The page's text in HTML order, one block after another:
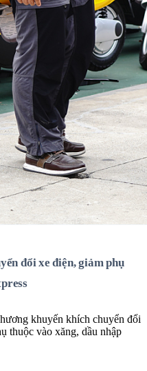
đổi xe điện, giảm phụ
khuyến khích chuyển đổi
thuộc vào xăng, dầu nhập